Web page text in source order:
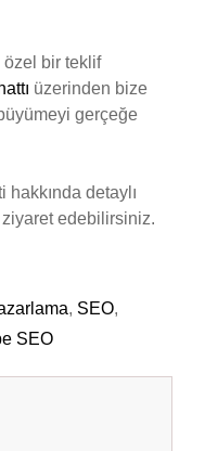
bir teklif
üzerinden bize
gerçeğe
detaylı
ziyaret edebilirsiniz.
, SEO,
SEO